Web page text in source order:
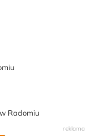
Radomiu